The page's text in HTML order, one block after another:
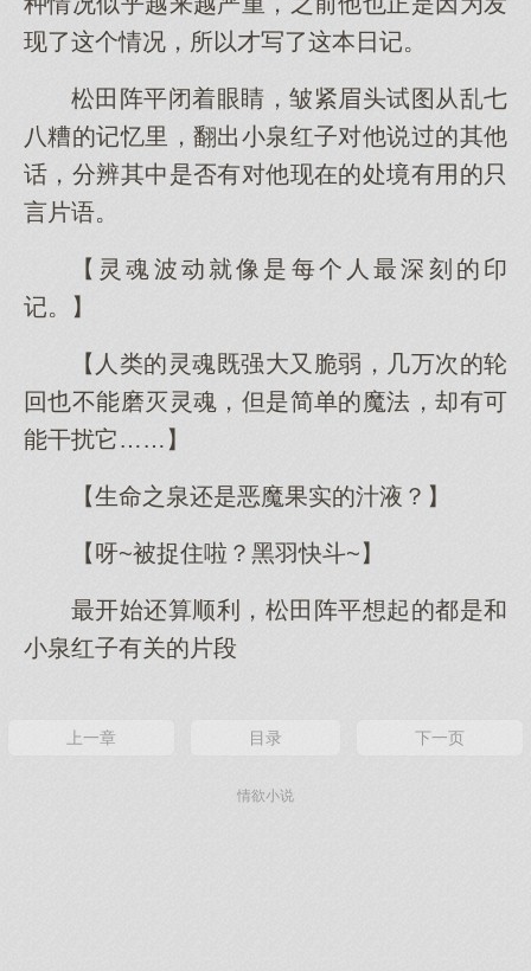
现了这个情况，所以才写了这本日记。
松田阵平闭着眼睛，皱紧眉头试图从乱七
八糟的记忆里，翻出小泉红子对他说过的其他
话，分辨其中是否有对他现在的处境有用的只
言片语。
【灵魂波动就像是每个人最深刻的印
记。】
【人类的灵魂既强大又脆弱，几万次的轮
回也不能磨灭灵魂，但是简单的魔法，却有可
能干扰它……】
【生命之泉还是恶魔果实的汁液？】
【呀~被捉住啦？黑羽快斗~】
最开始还算顺利，松田阵平想起的都是和
小泉红子有关的片段
上一章 目录 下一页
情欲小说